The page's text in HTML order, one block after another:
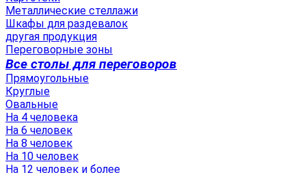
Металлические стеллажи
Шкафы для раздевалок
другая продукция
Переговорные зоны
Все столы для переговоров
Прямоугольные
Круглые
Овальные
На 4 человека
На 6 человек
На 8 человек
На 10 человек
На 12 человек и более